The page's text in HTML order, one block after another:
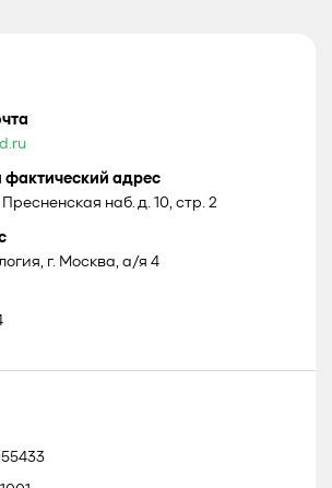
адрес
Пресненская наб. д. 10, стр. 2
г. Москва, а/я 4